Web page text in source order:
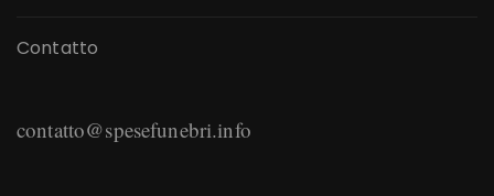
Contatto
contatto@spesefunebri.info